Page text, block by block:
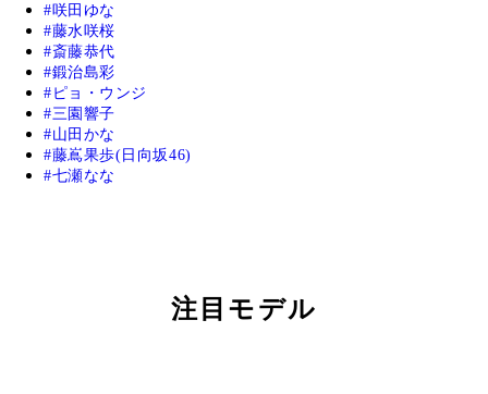
咲田ゆな
藤水咲桜
斎藤恭代
鍛治島彩
ピョ・ウンジ
三園響子
山田かな
藤嶌果歩(日向坂46)
七瀬なな
注目モデル